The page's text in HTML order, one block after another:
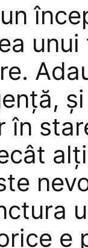
în
e